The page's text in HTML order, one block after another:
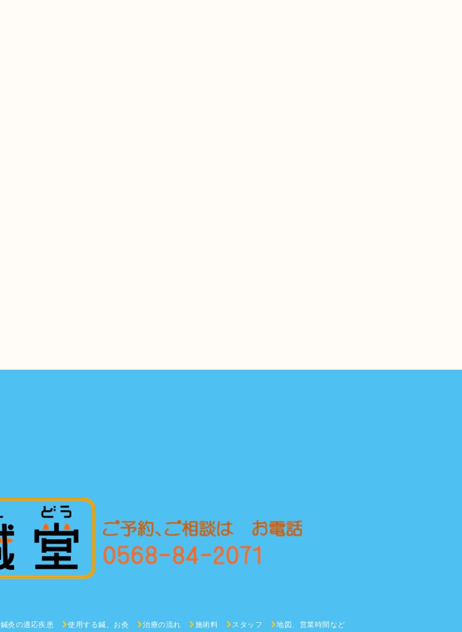
鍼灸の適応疾患 使用する鍼、お灸 治療の流れ 施術料 スタッフ 地図、営業時間など